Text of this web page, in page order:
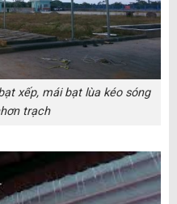
xếp, mái bạt lùa kéo sóng
trạch